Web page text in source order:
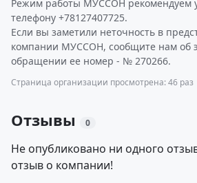
Режим работы МУССОН рекомендуем
телефону +78127407725.
Если вы заметили неточность в
компании МУССОН, сообщите нам об
обращении ее номер - № 270266.
Страница организации просмотрена: 46 раз
Отзывы 0
Не опубликовано ни одного
отзыв о компании!